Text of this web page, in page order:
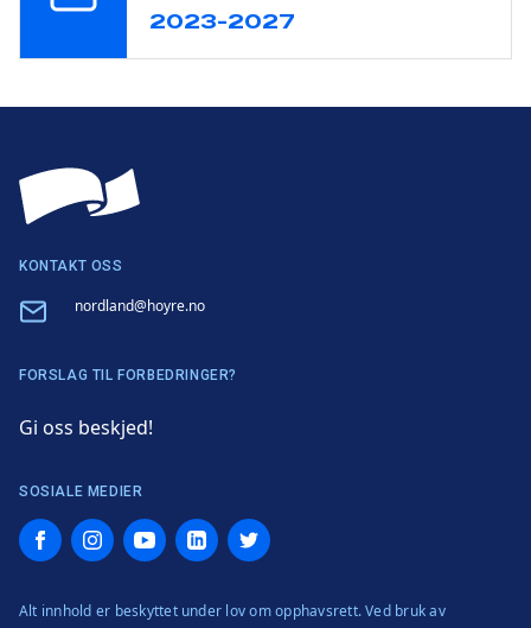
2023-2027
KONTAKT OSS
Email nordland@hoyre.no
FORSLAG TIL FORBEDRINGER?
Gi oss beskjed!
SOSIALE MEDIER
FacebookInstagramYouTubeLinkedInTwitter
Alt innhold er beskyttet under lov om opphavsrett. Ved bruk av